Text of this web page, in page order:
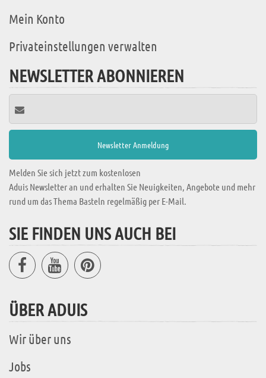
Mein Konto
Privateinstellungen verwalten
NEWSLETTER ABONNIEREN
Melden Sie sich jetzt zum kostenlosen
Aduis Newsletter an und erhalten Sie Neuigkeiten, Angebote und mehr
rund um das Thema Basteln regelmäßig per E-Mail.
SIE FINDEN UNS AUCH BEI
ÜBER ADUIS
Wir über uns
Jobs